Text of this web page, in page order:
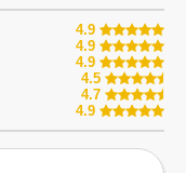
4.9
4.9
4.9
4.5
4.7
4.9